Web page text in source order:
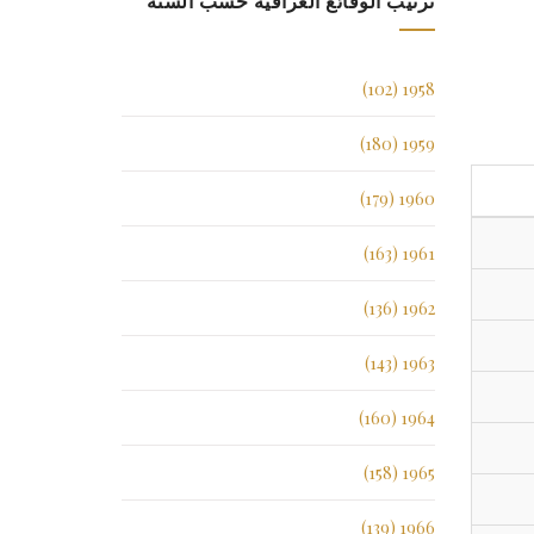
1958 (102)
1959 (180)
1960 (179)
1961 (163)
1962 (136)
1963 (143)
1964 (160)
1965 (158)
1966 (139)